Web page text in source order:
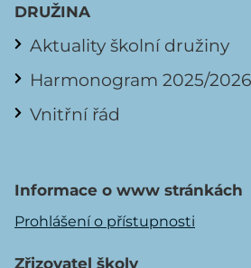
DRUŽINA
Aktuality školní družiny
Harmonogram 2025/2026
Vnitřní řád
Informace o www stránkách
Prohlášení o přístupnosti
Zřizovatel školy